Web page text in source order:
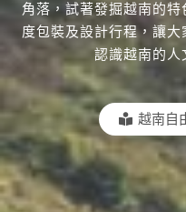
角落，試著發掘越南的
度包裝及設計行程，讓
認識越南的人
越南自